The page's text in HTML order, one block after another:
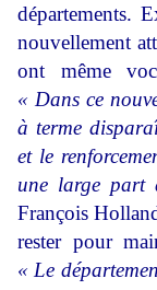
départements.
nouvellement
ont même
« Dans ce
à terme
et le
une large part
François
rester pour
« Le